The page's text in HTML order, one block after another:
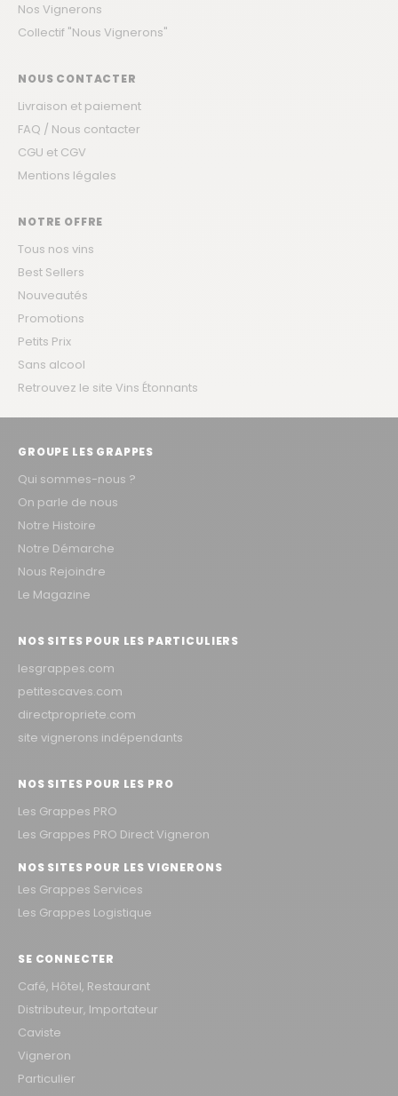
Nos Vignerons
Collectif "Nous Vignerons"
NOUS CONTACTER
Livraison et paiement
FAQ / Nous contacter
CGU et CGV
Mentions légales
NOTRE OFFRE
Tous nos vins
Best Sellers
Nouveautés
Promotions
Petits Prix
Sans alcool
Retrouvez le site Vins Étonnants
GROUPE LES GRAPPES
Qui sommes-nous ?
On parle de nous
Notre Histoire
Notre Démarche
Nous Rejoindre
Le Magazine
NOS SITES POUR LES PARTICULIERS
lesgrappes.com
petitescaves.com
directpropriete.com
site vignerons indépendants
NOS SITES POUR LES PRO
Les Grappes PRO
Les Grappes PRO Direct Vigneron
NOS SITES POUR LES VIGNERONS
Les Grappes Services
Les Grappes Logistique
SE CONNECTER
Café, Hôtel, Restaurant
Distributeur, Importateur
Caviste
Vigneron
Particulier